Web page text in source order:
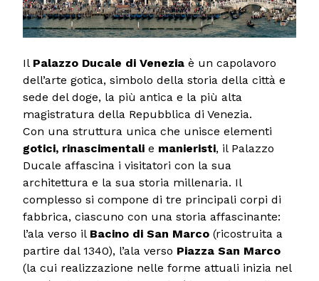
Il Palazzo Ducale di Venezia è un capolavoro
dell’arte gotica, simbolo della storia della città e
sede del doge, la più antica e la più alta
magistratura della Repubblica di Venezia.
Con una struttura unica che unisce elementi
gotici, rinascimentali e manieristi, il Palazzo
Ducale affascina i visitatori con la sua
architettura e la sua storia millenaria. Il
complesso si compone di tre principali corpi di
fabbrica, ciascuno con una storia affascinante:
l’ala verso il Bacino di San Marco (ricostruita a
partire dal 1340), l’ala verso Piazza San Marco
(la cui realizzazione nelle forme attuali inizia nel